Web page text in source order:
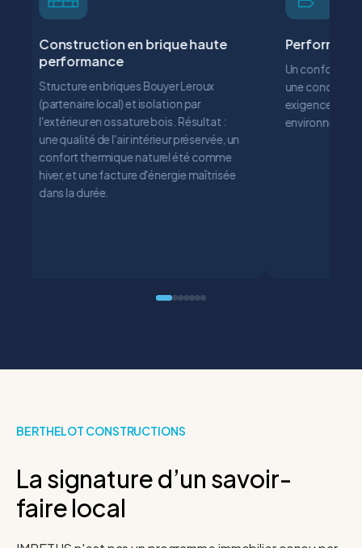
Construction en brique haute
performance
Structure en briques Bouyer Leroux
(partenaire local) et isolation par
l'extérieur en ossature bois. Résultat :
une qualité de l'air intérieur préservée, un
confort thermique naturel été comme
hiver, et une facture d'énergie maîtrisée
dans la durée.
Un confort
une
exigences de
BERTHELOT CONSTRUCTIONS
La signature d’un savoir-
faire local